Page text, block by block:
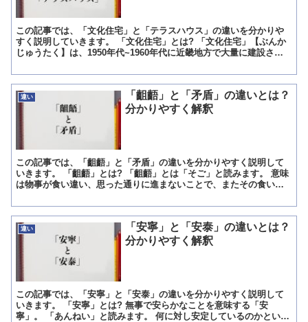
この記事では、「文化住宅」と「テラスハウス」の違いを分かりや
すく説明していきます。 「文化住宅」とは? 「文化住宅」【ぶんか
じゅうたく】は、1950年代~1960年代に近畿地方で大量に建設され
違い
「齟齬」と「矛盾」の違いとは？
分かりやすく解釈
この記事では、「齟齬」と「矛盾」の違いを分かりやすく説明して
いきます。 「齟齬」とは? 「齟齬」とは「そご」と読みます。 意味
は物事が食い違い、思った通りに進まないことで、またその食い違
違い
「安寧」と「安泰」の違いとは？
分かりやすく解釈
この記事では、「安寧」と「安泰」の違いを分かりやすく説明して
いきます。 「安寧」とは? 無事で安らかなことを意味する「安
寧」。 「あんねい」と読みます。 何に対し安定しているのかという